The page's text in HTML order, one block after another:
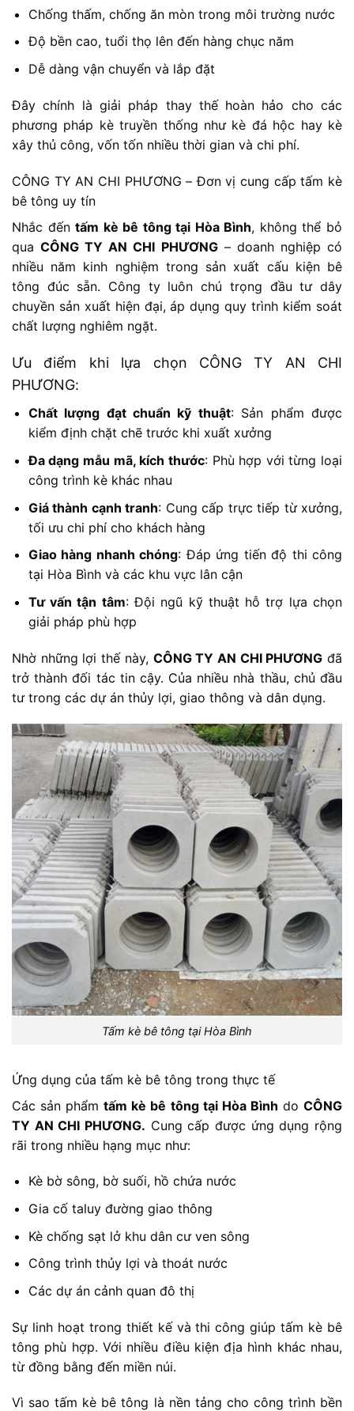
Chống thấm, chống ăn mòn trong môi trường nước
Độ bền cao, tuổi thọ lên đến hàng chục năm
Dễ dàng vận chuyển và lắp đặt
Đây chính là giải pháp thay thế hoàn hảo cho các
phương pháp kè truyền thống như kè đá hộc hay kè
xây thủ công, vốn tốn nhiều thời gian và chi phí.
CÔNG TY AN CHI PHƯƠNG – Đơn vị cung cấp tấm kè
bê tông uy tín
Nhắc đếntấm kè bê tông tại Hòa Bình, không thể bỏ
quaCÔNG TY AN CHI PHƯƠNG– doanh nghiệp có
nhiều năm kinh nghiệm trong sản xuất cấu kiện bê
tông đúc sẵn. Công ty luôn chú trọng đầu tư dây
chuyền sản xuất hiện đại, áp dụng quy trình kiểm soát
chất lượng nghiêm ngặt.
Ưu điểm khi lựa chọn CÔNG TY AN CHI
PHƯƠNG:
Chất lượng đạt chuẩn kỹ thuật: Sản phẩm được
kiểm định chặt chẽ trước khi xuất xưởng
Đa dạng mẫu mã, kích thước: Phù hợp với từng loại
công trình kè khác nhau
Giá thành cạnh tranh: Cung cấp trực tiếp từ xưởng,
tối ưu chi phí cho khách hàng
Giao hàng nhanh chóng: Đáp ứng tiến độ thi công
tại Hòa Bình và các khu vực lân cận
Tư vấn tận tâm: Đội ngũ kỹ thuật hỗ trợ lựa chọn
giải pháp phù hợp
Nhờ những lợi thế này, CÔNG TY AN CHI PHƯƠNG đã
trở thành đối tác tin cậy. Của nhiều nhà thầu, chủ đầu
tư trong các dự án thủy lợi, giao thông và dân dụng.
Tấm kè bê tông tại Hòa Bình
Ứng dụng của tấm kè bê tông trong thực tế
Các sản phẩmtấm kè bê tông tại Hòa Bình doCÔNG
TY AN CHI PHƯƠNG. Cung cấp được ứng dụng rộng
rãi trong nhiều hạng mục như:
Kè bờ sông, bờ suối, hồ chứa nước
Gia cố taluy đường giao thông
Kè chống sạt lở khu dân cư ven sông
Công trình thủy lợi và thoát nước
Các dự án cảnh quan đô thị
Sự linh hoạt trong thiết kế và thi công giúp tấm kè bê
tông phù hợp. Với nhiều điều kiện địa hình khác nhau,
từ đồng bằng đến miền núi.
Vì sao tấm kè bê tông là nền tảng cho công trình bền